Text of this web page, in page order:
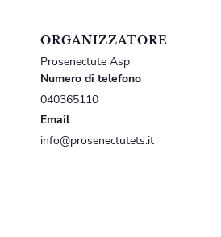
ORGANIZZATORE
Prosenectute Asp
Numero di telefono
040365110
Email
info@prosenectutets.it